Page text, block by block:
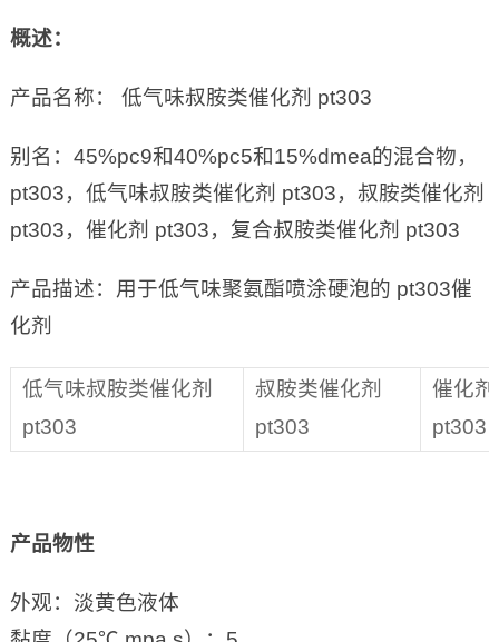
概述：
产品名称： 低气味叔胺类催化剂 pt303
别名：45%pc9和40%pc5和15%dmea的混合物，
pt303，低气味叔胺类催化剂 pt303，叔胺类催化剂
pt303，催化剂 pt303，复合叔胺类催化剂 pt303
产品描述：用于低气味聚氨酯喷涂硬泡的 pt303催
化剂
低气味叔胺类催化剂
pt303
叔胺类催化剂
pt303
催化剂
pt303
产品物性
外观：淡黄色液体